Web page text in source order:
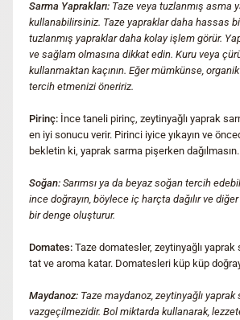
Sarma Yaprakları: Taze veya tuzlanmış asma
kullanabilirsiniz. Taze yapraklar daha hassas
tuzlanmış yapraklar daha kolay işlem görür.
ve sağlam olmasına dikkat edin. Kuru veya
kullanmaktan kaçının. Eğer mümkünse,
tercih etmenizi öneririz.
Pirinç: İnce taneli pirinç, zeytinyağlı yaprak
en iyi sonucu verir. Pirinci iyice yıkayın ve
bekletin ki, yaprak sarma pişerken dağılmasın.
Soğan: Sarımsı ya da beyaz soğan tercih
ince doğrayın, böylece iç harçta dağılır ve
bir denge oluşturur.
Domates: Taze domatesler, zeytinyağlı
tat ve aroma katar. Domatesleri küp küp
Maydanoz: Taze maydanoz, zeytinyağlı yaprak
vazgeçilmezidir. Bol miktarda kullanarak,